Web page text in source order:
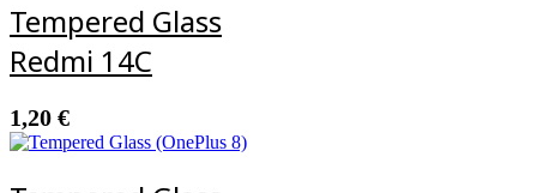
Tempered Glass
Redmi 14C
1,20 €